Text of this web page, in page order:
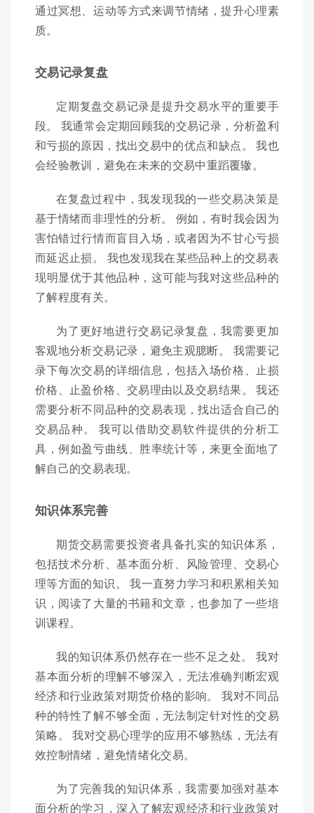
通过冥想、运动等方式来调节情绪，提升心理素
质。
交易记录复盘
定期复盘交易记录是提升交易水平的重要手
段。 我通常会定期回顾我的交易记录，分析盈利
和亏损的原因，找出交易中的优点和缺点。 我也
会经验教训，避免在未来的交易中重蹈覆辙。
在复盘过程中，我发现我的一些交易决策是
基于情绪而非理性的分析。 例如，有时我会因为
害怕错过行情而盲目入场，或者因为不甘心亏损
而延迟止损。 我也发现我在某些品种上的交易表
现明显优于其他品种，这可能与我对这些品种的
了解程度有关。
为了更好地进行交易记录复盘，我需要更加
客观地分析交易记录，避免主观臆断。 我需要记
录下每次交易的详细信息，包括入场价格、止损
价格、止盈价格、交易理由以及交易结果。 我还
需要分析不同品种的交易表现，找出适合自己的
交易品种。 我可以借助交易软件提供的分析工
具，例如盈亏曲线、胜率统计等，来更全面地了
解自己的交易表现。
知识体系完善
期货交易需要投资者具备扎实的知识体系，
包括技术分析、基本面分析、风险管理、交易心
理等方面的知识。 我一直努力学习和积累相关知
识，阅读了大量的书籍和文章，也参加了一些培
训课程。
我的知识体系仍然存在一些不足之处。 我对
基本面分析的理解不够深入，无法准确判断宏观
经济和行业政策对期货价格的影响。 我对不同品
种的特性了解不够全面，无法制定针对性的交易
策略。 我对交易心理学的应用不够熟练，无法有
效控制情绪，避免情绪化交易。
为了完善我的知识体系，我需要加强对基本
面分析的学习，深入了解宏观经济和行业政策对